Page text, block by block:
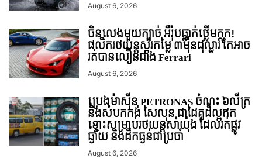
August 6, 2026
ចិនលេងមួយក្បាច់ អឺរ៉ុបធ្លាក់ថ្លើមក្តុក!
ផលិតរថយន្តស្ព័រតម្លៃ ៣ម៉ឺនដុល្លារ តែអាច
រត់បានលឿនជាង Ferrari
August 6, 2026
ប្រេងម៉ាស៊ីន PETRONAS ចំណុះ ៦លីត្រ
និងសំបកកង់ សៃលុន ជាដៃគូដ៏ល្អឥត
ខ្ចោះសម្រាប់រថយន្តសាំយ៉ុង ដែលរត់ផ្លូវ
ឆ្ងាយ និងដឹកធ្ងន់ជាប្រចាំ
August 6, 2026